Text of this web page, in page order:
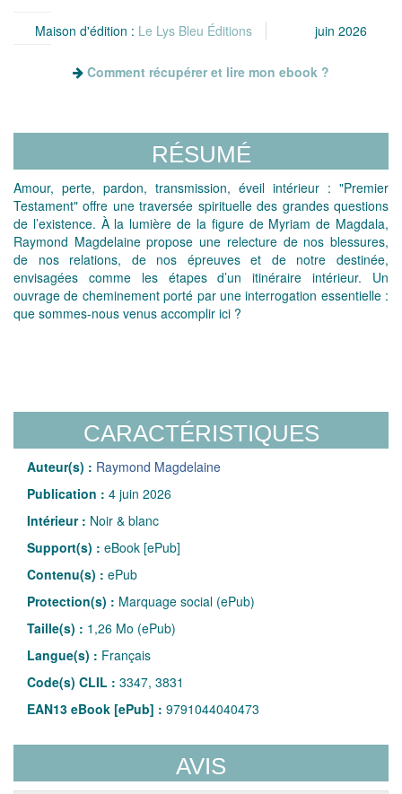
Maison d'édition : Le Lys Bleu Éditions juin 2026
Comment récupérer et lire mon ebook ?
RÉSUMÉ
Amour, perte, pardon, transmission, éveil intérieur : "Premier
Testament" offre une traversée spirituelle des grandes questions
de l’existence. À la lumière de la figure de Myriam de Magdala,
Raymond Magdelaine propose une relecture de nos blessures,
de nos relations, de nos épreuves et de notre destinée,
envisagées comme les étapes d’un itinéraire intérieur. Un
ouvrage de cheminement porté par une interrogation essentielle :
que sommes-nous venus accomplir ici ?
CARACTÉRISTIQUES
Auteur(s) : Raymond Magdelaine
Publication : 4 juin 2026
Intérieur : Noir & blanc
Support(s) : eBook [ePub]
Contenu(s) : ePub
Protection(s) : Marquage social (ePub)
Taille(s) : 1,26 Mo (ePub)
Langue(s) : Français
Code(s) CLIL : 3347, 3831
EAN13 eBook [ePub] : 9791044040473
AVIS